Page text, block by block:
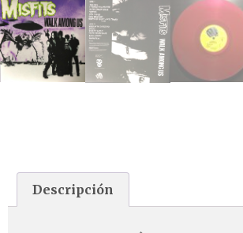
Descripción